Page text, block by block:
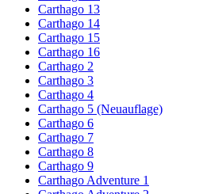
Carthago 13
Carthago 14
Carthago 15
Carthago 16
Carthago 2
Carthago 3
Carthago 4
Carthago 5 (Neuauflage)
Carthago 6
Carthago 7
Carthago 8
Carthago 9
Carthago Adventure 1